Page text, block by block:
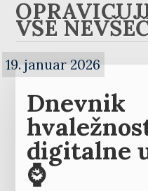
VSE
19. januar 2026
Dnevnik
digitalne
⌚️